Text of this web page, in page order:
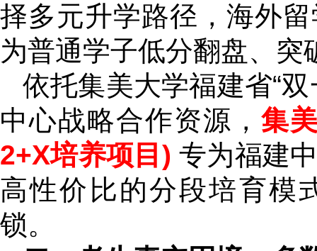
择多元升学路径，海外
为普通学子低分翻盘、
依托集美大学福建省“
中心战略合作资源，集
2+X培养项目) 专为福建
高性价比的分段培育模
锁。